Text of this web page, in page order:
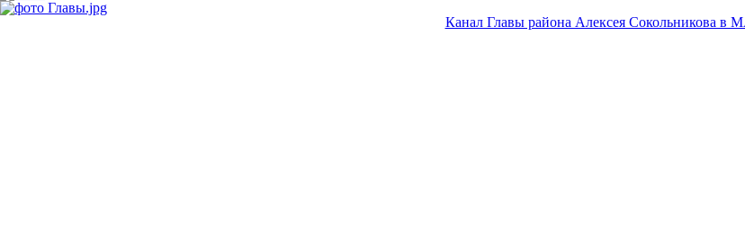
Канал Главы района Алексея Сокольникова в